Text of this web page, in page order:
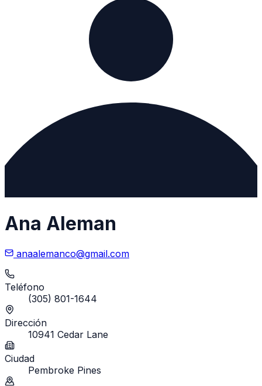
Ana Aleman
anaalemanco@gmail.com
Teléfono
(305) 801-1644
Dirección
10941 Cedar Lane
Ciudad
Pembroke Pines